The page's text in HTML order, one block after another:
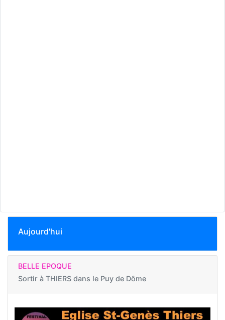
Aujourd'hui
BELLE EPOQUE
Sortir à THIERS dans le Puy de Dôme